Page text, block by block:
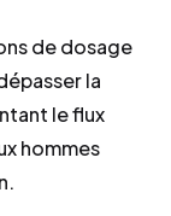
de dosage
la
le flux
hommes